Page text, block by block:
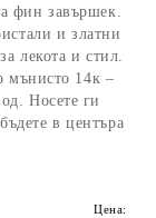
фин завършек.
и златни
лекота и стил.
мънисто 14к –
Носете ги
в центъра
Цена: